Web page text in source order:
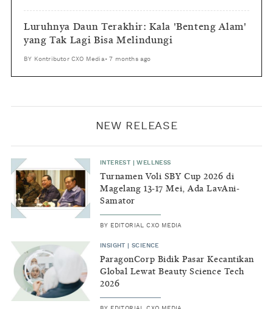
Luruhnya Daun Terakhir: Kala 'Benteng Alam'
yang Tak Lagi Bisa Melindungi
BY Kontributor CXO Media•7 months ago
NEW RELEASE
INTEREST |WELLNESS
Turnamen Voli SBY Cup 2026 di
Magelang 13-17 Mei, Ada LavAni-
Samator
BY EDITORIAL CXO MEDIA
INSIGHT |SCIENCE
ParagonCorp Bidik Pasar Kecantikan
Global Lewat Beauty Science Tech
2026